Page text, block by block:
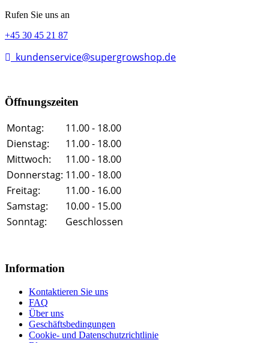
Rufen Sie uns an
+45 30 45 21 87
kundenservice@supergrowshop.de
Öffnungszeiten
Montag:
11.00 - 18.00
Dienstag:
11.00 - 18.00
Mittwoch:
11.00 - 18.00
Donnerstag: 11.00 - 18.00
Freitag:
11.00 - 16.00
Samstag:
10.00 - 15.00
Sonntag:
Geschlossen
Information
Kontaktieren Sie uns
FAQ
Über uns
Geschäftsbedingungen
Cookie- und Datenschutzrichtlinie